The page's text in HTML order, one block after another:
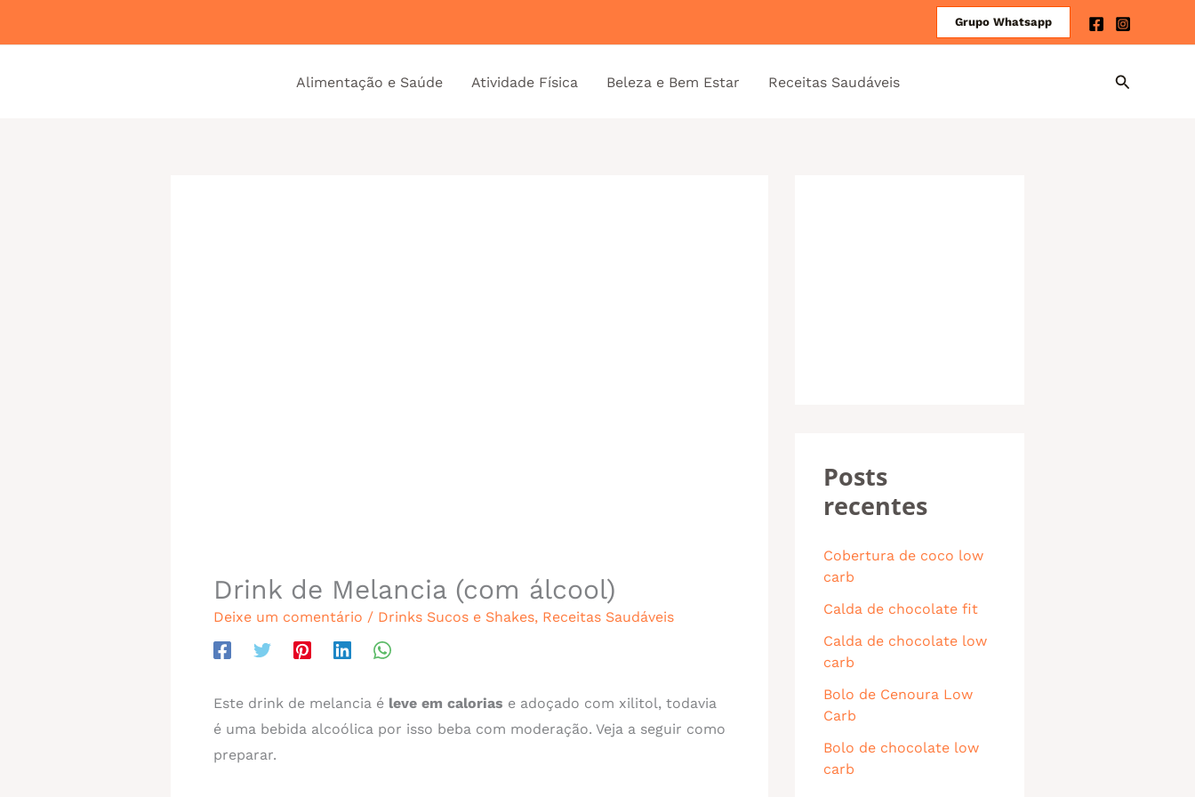
Grupo Whatsapp
Alimentação e Saúde Atividade Física Beleza e Bem Estar Receitas Saudáveis
Drink de Melancia (com álcool)
Deixe um comentário / Drinks Sucos e Shakes, Receitas Saudáveis
Este drink de melancia é leve em calorias e adoçado com xilitol, todavia
é uma bebida alcoólica por isso beba com moderação. Veja a seguir como
preparar.
Posts
recentes
Cobertura de coco low
carb
Calda de chocolate fit
Calda de chocolate low
carb
Bolo de Cenoura Low
Carb
Bolo de chocolate low
carb